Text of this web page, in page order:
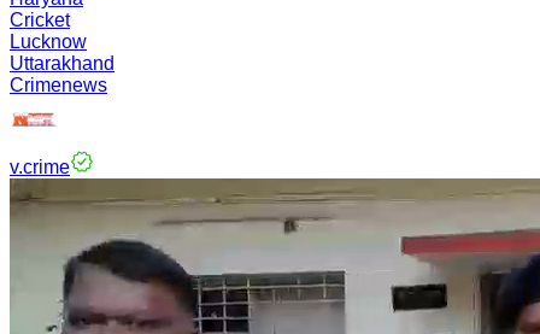
Cricket
Lucknow
Uttarakhand
Crimenews
v.crime